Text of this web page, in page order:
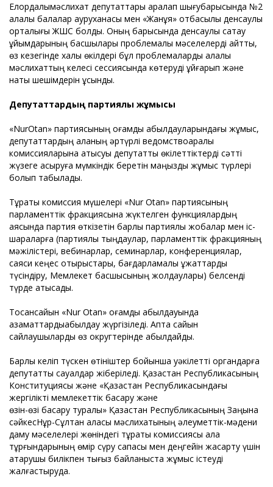
Елордалықмәслихат депутаттары аралап шығубарысында №2
қалалық балалар ауруханасы мен «Жанұя» отбасылық денсаулық
орталығы ЖШС болды. Оның барысында денсаулық сақтау
ұйымдарының басшылары проблемалық мәселелерді айтты,
өз кезегінде халық өкілдері бұл проблемаларды қалалық
мәслихаттың келесі сессиясында көтеруді ұйғарып және
нақты шешімдерін ұсынды.
Депутаттардың партиялық жұмысы
«NurOtan» партиясының қоғамдық қабылдауларындағы жұмыс,
депутаттардың қаланың әртүрлі ведомствоаралық
комиссияларына қатысуы депутаттық өкілеттіктерді сәтті
жүзеге асыруға мүмкіндік беретін маңызды жұмыс түрлері
болып табылады.
Тұрақты комиссия мүшелері «Nur Otan» партиясының
парламенттік фракциясына жүктелген функциялардың
аясында партия өткізетін барлық партиялық жобалар мен іс-
шараларға (партиялық тыңдаулар, парламенттік фракцияның
мәжілістері, вебинарлар, семинарлар, конференциялар,
саяси кеңес отырыстары, бағдарламалық құжаттарды
түсіндіру, Мемлекет басшысының жолдаулары) белсенді
түрде қатысады.
Тоқсансайын «Nur Otan» қоғамдық қабылдауында
азаматтардықабылдау жүргізіледі. Апта сайын
сайлаушыларды өз округтерінде қабылдайды.
Барлық келіп түскен өтініштер бойынша уәкілетті органдарға
депутаттық сауалдар жіберіледі. Қазақстан Республикасының
Конституциясы және «Қазақстан Республикасындағы
жергілікті мемлекеттік басқару және
өзін-өзі басқару туралы» Қазақстан Республикасының Заңына
сәйкесНұр-Сұлтан қаласы мәслихатының әлеуметтік-мәдени
даму мәселелері жөніндегі тұрақты комиссиясы қала
тұрғындарының өмір сүру сапасы мен деңгейін жақсарту үшін
атқарушы билікпен тығыз байланыста жұмыс істеуді
жалғастыруда.